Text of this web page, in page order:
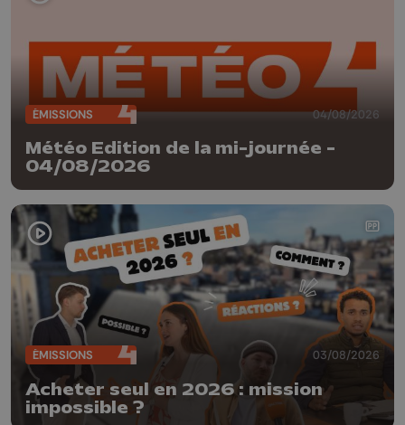
ÉMISSIONS 04/08/2026
Météo Edition de la mi-journée -
04/08/2026
ÉMISSIONS 03/08/2026
Acheter seul en 2026 : mission
impossible ?